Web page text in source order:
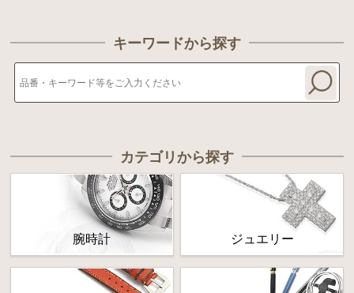
キーワードから探す
カテゴリから探す
腕時計 ジュエリー